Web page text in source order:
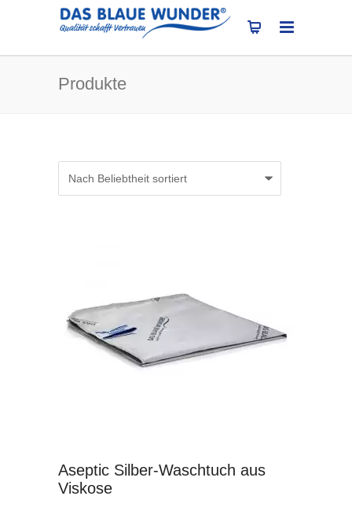
Produkte
Aseptic Silber-Waschtuch aus
Viskose